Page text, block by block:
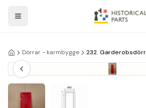
Dörrar - karmbygge 232. Garderobsdörr